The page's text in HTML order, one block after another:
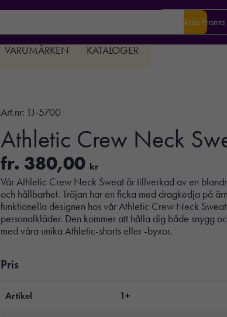
Din lokala
VARUMÄRKEN KATALOGER
Art.nr: TJ-5700
Athletic Crew Neck
fr. 380,00 kr
Vår Athletic Crew Neck Sweat är tillverkad av en
och hållbarhet. Tröjan har en ficka med dragkedja på
funktionella designen hos vår Athletic Crew Neck
personalkläder. Den kommer att hålla dig både snygg
med våra unika Athletic-shorts eller -byxor.
Pris
Artikel 1+